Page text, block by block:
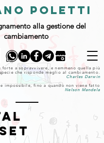
POLETTI
alla gestione del
cambiamento
forte a sopravvivere, e nemmeno quella più
che risponde meglio al cambiamento.
Charles Darwin
impossibile, fino a quando non viene fatto
Nelson Mandela